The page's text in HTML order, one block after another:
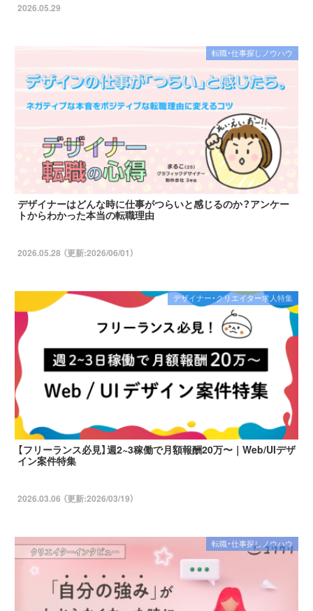
2026.05.29
デザイナーはどんな時に仕事がつらいと感じるのか？アンケー
トからわかった本当の転職理由
2026.05.28 （更新:2026/06/01）
転職・仕事探しノウハウ
【フリーランス必見】週2~3稼働で月額報酬20万〜｜Web/UIデザ
イン案件特集
2026.03.06 （更新:2026/03/19）
デザイナー・クリエイター求人特集
転職・仕事探しノウハウ